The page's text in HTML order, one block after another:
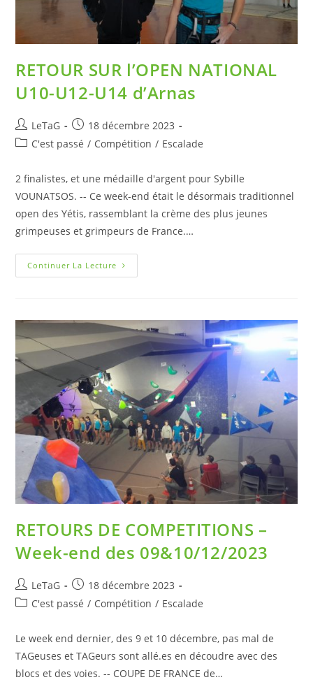
RETOUR SUR l’OPEN NATIONAL
U10-U12-U14 d’Arnas
LeTaG
18 décembre 2023
C'est passé / Compétition / Escalade
2 finalistes, et une médaille d'argent pour Sybille
VOUNATSOS. -- Ce week-end était le désormais traditionnel
open des Yétis, rassemblant la crème des plus jeunes
grimpeuses et grimpeurs de France.…
Continuer La Lecture
RETOURS DE COMPETITIONS –
Week-end des 09&10/12/2023
LeTaG
18 décembre 2023
C'est passé / Compétition / Escalade
Le week end dernier, des 9 et 10 décembre, pas mal de
TAGeuses et TAGeurs sont allé.es en découdre avec des
blocs et des voies. -- COUPE DE FRANCE de…